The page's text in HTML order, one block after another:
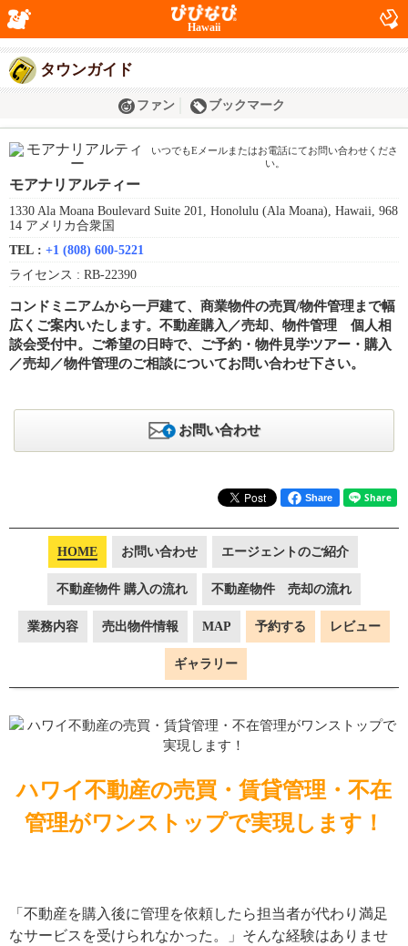
Hawaii
タウンガイド
ファン ブックマーク
いつでもEメールまたはお電話にてお問い合わせくださ
い。
モアナリアルティー
1330 Ala Moana Boulevard Suite 201, Honolulu (Ala Moana), Hawaii, 968
14 アメリカ合衆国
TEL : +1 (808) 600-5221
ライセンス : RB-22390
コンドミニアムから一戸建て、商業物件の売買/物件管理まで幅
広くご案内いたします。不動産購入／売却、物件管理 個人相
談会受付中。ご希望の日時で、ご予約・物件見学ツアー・購入
／売却／物件管理のご相談についてお問い合わせ下さい。
お問い合わせ
Share
HOME お問い合わせ エージェントのご紹介
不動産物件 購入の流れ 不動産物件 売却の流れ
業務内容 売出物件情報 MAP 予約する レビュー
ギャラリー
ハワイ不動産の売買・賃貸管理・不在
管理がワンストップで実現します！
「不動産を購入後に管理を依頼したら担当者が代わり満足
なサービスを受けられなかった。」そんな経験はありませ